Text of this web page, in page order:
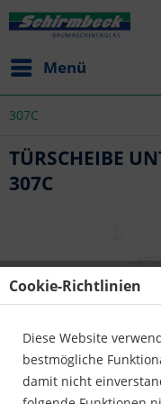
Menü
307C
TÜRSCHEIBE
307C
Cookie-Richtlinien
Diese Website
bestmögliche
damit nicht